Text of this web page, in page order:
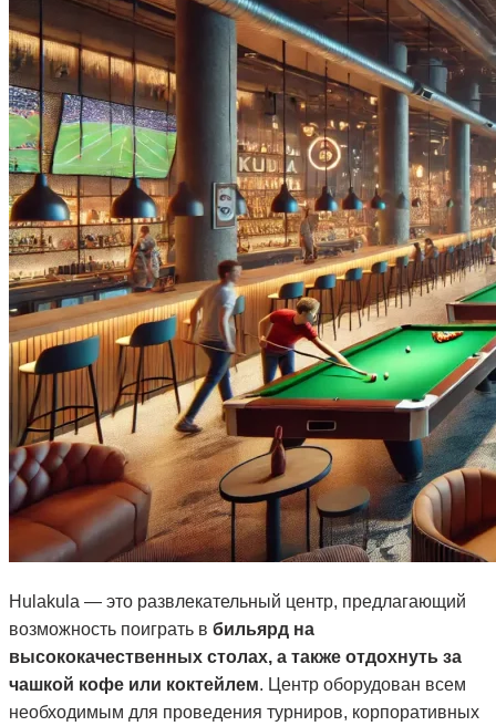
Hulakula — это развлекательный центр, предлагающий
возможность поиграть в бильярд на
высококачественных столах, а также отдохнуть за
чашкой кофе или коктейлем. Центр оборудован всем
необходимым для проведения турниров, корпоративных